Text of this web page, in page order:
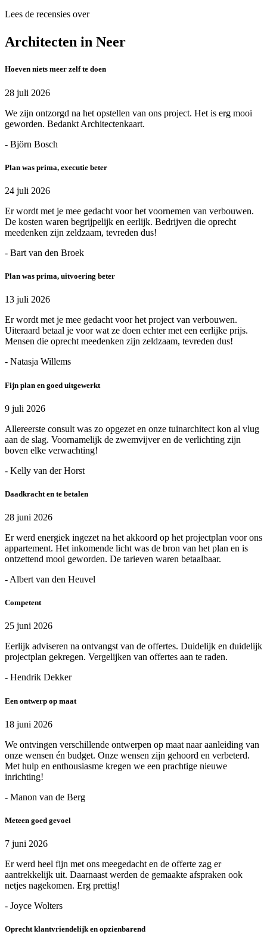
Lees de recensies over
Architecten in Neer
Hoeven niets meer zelf te doen
28 juli 2026
We zijn ontzorgd na het opstellen van ons project. Het is erg mooi
geworden. Bedankt Architectenkaart.
- Björn Bosch
Plan was prima, executie beter
24 juli 2026
Er wordt met je mee gedacht voor het voornemen van verbouwen.
De kosten waren begrijpelijk en eerlijk. Bedrijven die oprecht
meedenken zijn zeldzaam, tevreden dus!
- Bart van den Broek
Plan was prima, uitvoering beter
13 juli 2026
Er wordt met je mee gedacht voor het project van verbouwen.
Uiteraard betaal je voor wat ze doen echter met een eerlijke prijs.
Mensen die oprecht meedenken zijn zeldzaam, tevreden dus!
- Natasja Willems
Fijn plan en goed uitgewerkt
9 juli 2026
Allereerste consult was zo opgezet en onze tuinarchitect kon al vlug
aan de slag. Voornamelijk de zwemvijver en de verlichting zijn
boven elke verwachting!
- Kelly van der Horst
Daadkracht en te betalen
28 juni 2026
Er werd energiek ingezet na het akkoord op het projectplan voor ons
appartement. Het inkomende licht was de bron van het plan en is
ontzettend mooi geworden. De tarieven waren betaalbaar.
- Albert van den Heuvel
Competent
25 juni 2026
Eerlijk adviseren na ontvangst van de offertes. Duidelijk en duidelijk
projectplan gekregen. Vergelijken van offertes aan te raden.
- Hendrik Dekker
Een ontwerp op maat
18 juni 2026
We ontvingen verschillende ontwerpen op maat naar aanleiding van
onze wensen én budget. Onze wensen zijn gehoord en verbeterd.
Met hulp en enthousiasme kregen we een prachtige nieuwe
inrichting!
- Manon van de Berg
Meteen goed gevoel
7 juni 2026
Er werd heel fijn met ons meegedacht en de offerte zag er
aantrekkelijk uit. Daarnaast werden de gemaakte afspraken ook
netjes nagekomen. Erg prettig!
- Joyce Wolters
Oprecht klantvriendelijk en opzienbarend